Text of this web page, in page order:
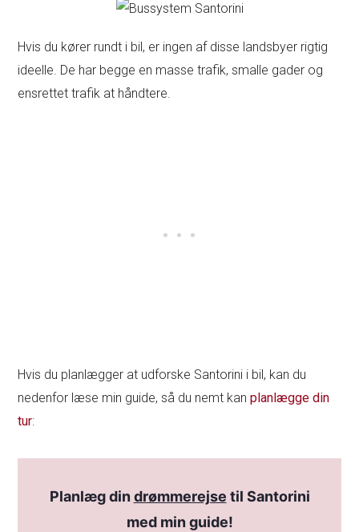
Hvis du kører rundt i bil, er ingen af disse landsbyer rigtig
ideelle. De har begge en masse trafik, smalle gader og
ensrettet trafik at håndtere.
Hvis du planlægger at udforske Santorini i bil, kan du
nedenfor læse min guide, så du nemt kanplanlægge din
tur:
Planlæg dindrømmerejse til Santorini
med min guide!